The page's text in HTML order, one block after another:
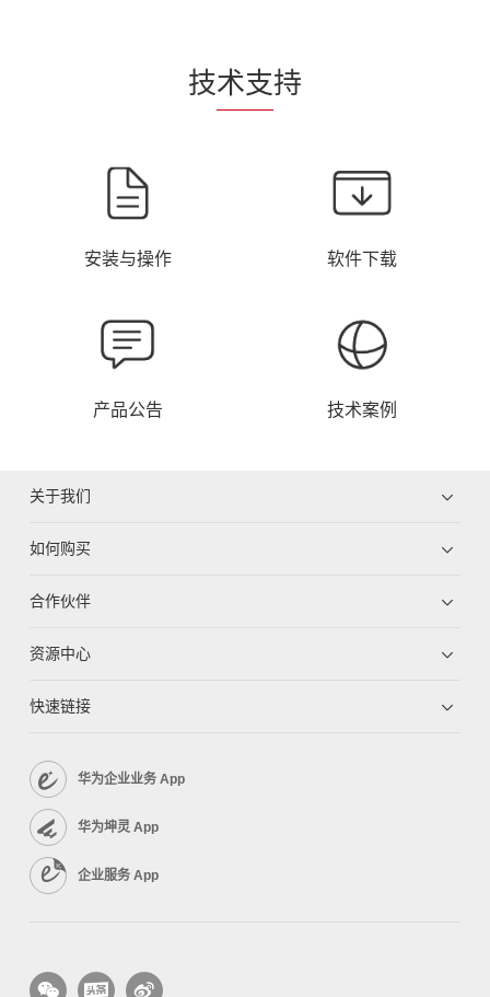
技术支持
安装与操作 软件下载
产品公告 技术案例
关于我们
如何购买
合作伙伴
资源中心
快速链接
华为企业业务 App
华为坤灵 App
企业服务 App